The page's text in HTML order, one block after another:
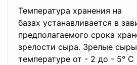
Температура хранения на
базах устанавливается в
предполагаемого срока
зрелости сыра. Зрелые
температуре от - 2 до - 5° С